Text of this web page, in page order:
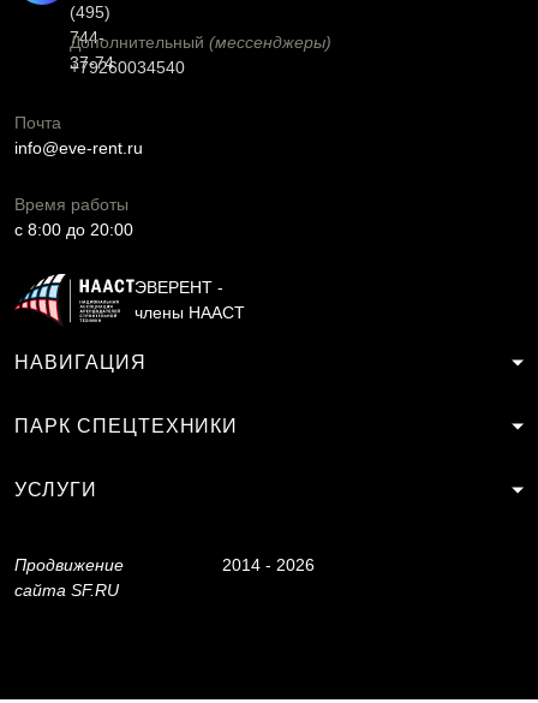
(495)
744-
37-74
Дополнительный (мессенджеры)
+79260034540
Почта
info@eve-rent.ru
Время работы
c 8:00 до 20:00
ЭВЕРЕНТ -
члены НААСТ
НАВИГАЦИЯ
ПАРК СПЕЦТЕХНИКИ
УСЛУГИ
Продвижение
сайта SF.RU
2014 - 2026